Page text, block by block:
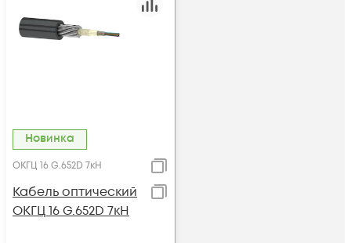
Новинка
ОКГЦ 16 G.652D 7кН
Кабель оптический
ОКГЦ 16 G.652D 7кН